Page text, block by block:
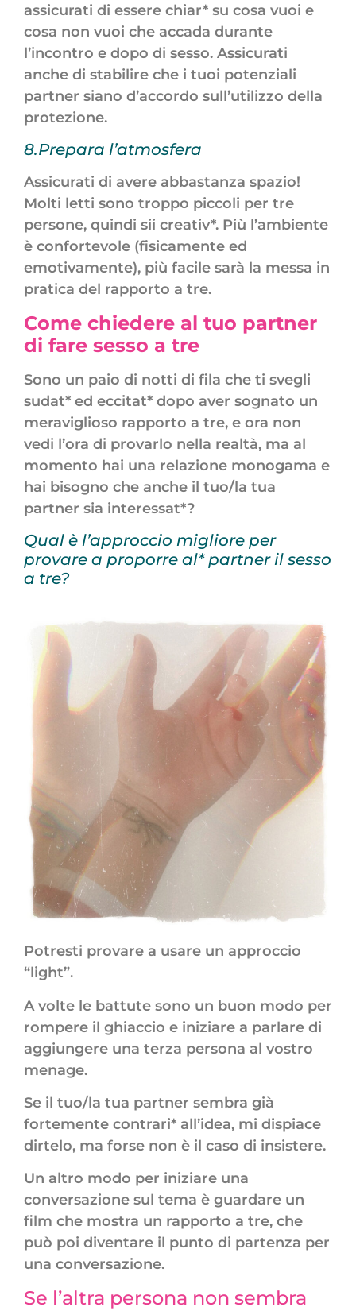
assicurati di essere chiar* su cosa vuoi e
cosa non vuoi che accada durante
l’incontro e dopo di sesso. Assicurati
anche di stabilire che i tuoi potenziali
partner siano d’accordo sull’utilizzo della
protezione.
8.Prepara l’atmosfera
Assicurati di avere abbastanza spazio!
Molti letti sono troppo piccoli per tre
persone, quindi sii creativ*. Più l’ambiente
è confortevole (fisicamente ed
emotivamente), più facile sarà la messa in
pratica del rapporto a tre.
Come chiedere al tuo partner
di fare sesso a tre
Sono un paio di notti di fila che ti svegli
sudat* ed eccitat* dopo aver sognato un
meraviglioso rapporto a tre, e ora non
vedi l’ora di provarlo nella realtà, ma al
momento hai una relazione monogama e
hai bisogno che anche il tuo/la tua
partner sia interessat*?
Qual è l’approccio migliore per
provare a proporre al* partner il sesso
a tre?
Potresti provare a usare un approccio
“light”.
A volte le battute sono un buon modo per
rompere il ghiaccio e iniziare a parlare di
aggiungere una terza persona al vostro
menage.
Se il tuo/la tua partner sembra già
fortemente contrari* all’idea, mi dispiace
dirtelo, ma forse non è il caso di insistere.
Un altro modo per iniziare una
conversazione sul tema è guardare un
film che mostra un rapporto a tre, che
può poi diventare il punto di partenza per
una conversazione.
Se l’altra persona non sembra